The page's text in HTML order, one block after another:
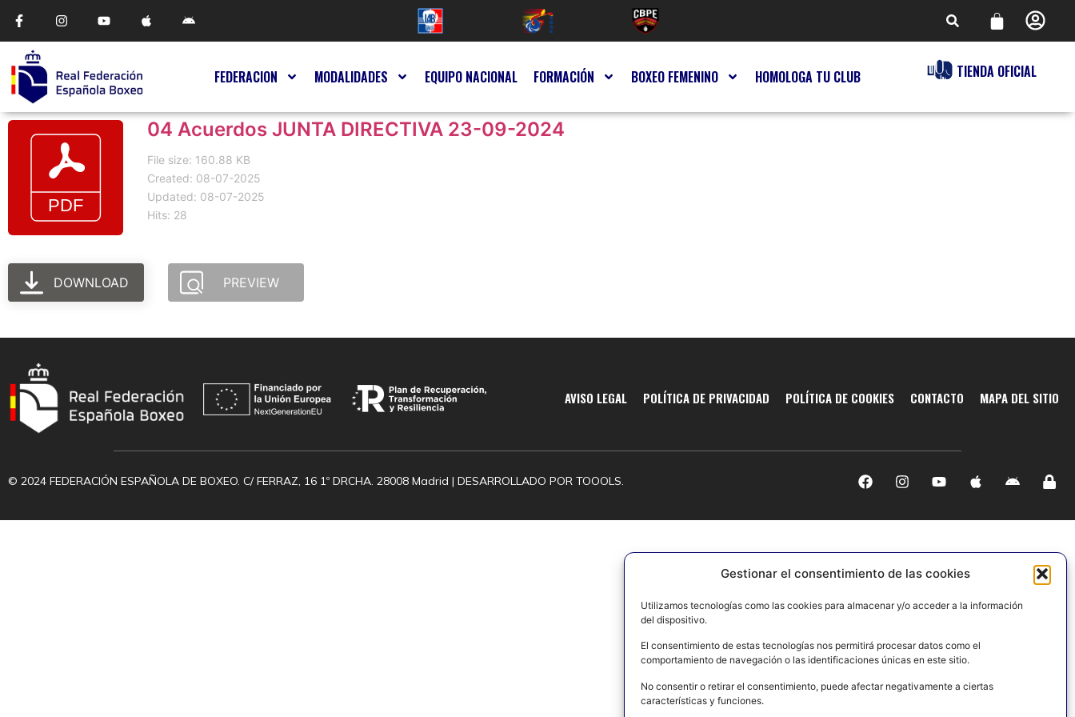
Gestionar el consentimiento de las cookies
Utilizamos tecnologías como las cookies para almacenar y/o acceder a la información
del dispositivo.
El consentimiento de estas tecnologías nos permitirá procesar datos como el
comportamiento de navegación o las identificaciones únicas en este sitio.
No consentir o retirar el consentimiento, puede afectar negativamente a ciertas
características y funciones.
FEDERACION MODALIDADES EQUIPO NACIONAL FORMACIÓN BOXEO FEMENINO HOMOLOGA TU CLUB TIENDA OFICIAL
04 Acuerdos JUNTA DIRECTIVA 23-09-2024
File size: 160.88 KB
Created: 08-07-2025
Updated: 08-07-2025
Hits: 28
DOWNLOAD PREVIEW
AVISO LEGAL POLÍTICA DE PRIVACIDAD POLÍTICA DE COOKIES CONTACTO MAPA DEL SITIO
© 2024 FEDERACIÓN ESPAÑOLA DE BOXEO. C/ FERRAZ, 16 1º DRCHA. 28008 Madrid | DESARROLLADO POR TOOOLS.